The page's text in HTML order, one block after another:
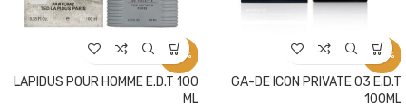
-34%
GA-DE ICON PRIVATE 03 E.D.T
100ML
-34%
LAPIDUS POUR HOMME E.D.T 100
ML